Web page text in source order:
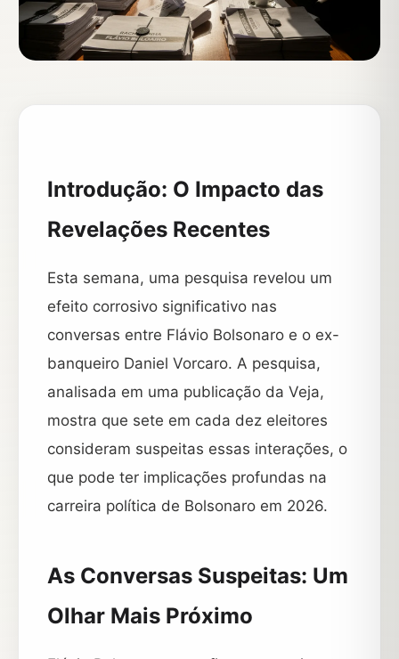
Introdução: O Impacto das
Revelações Recentes
Esta semana, uma pesquisa revelou um
efeito corrosivo significativo nas
conversas entre Flávio Bolsonaro e o ex-
banqueiro Daniel Vorcaro. A pesquisa,
analisada em uma publicação da Veja,
mostra que sete em cada dez eleitores
consideram suspeitas essas interações, o
que pode ter implicações profundas na
carreira política de Bolsonaro em 2026.
As Conversas Suspeitas: Um
Olhar Mais Próximo